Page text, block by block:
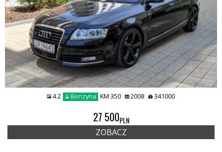
4.2 Benzyna KM 350 2008 341000
27 500PLN
ZOBACZ